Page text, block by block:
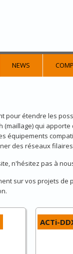
NEWS
pour étendre les
(maillage) qui
équipements
des réseaux filaires
n'hésitez pas à
sur vos projets
ACTi-